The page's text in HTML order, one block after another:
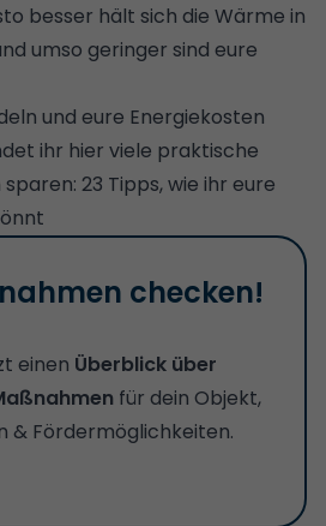
besser hält sich die Wärme in
umso geringer sind eure
und eure Energiekosten
ihr hier viele praktische
23 Tipps, wie ihr eure
checken!
einen Überblick über
für dein Objekt,
& Fördermöglichkeiten.